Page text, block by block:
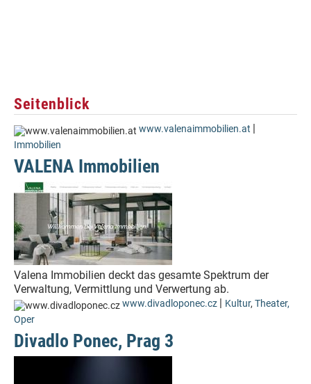
Seitenblick
www.valenaimmobilien.at |
Immobilien
VALENA Immobilien
Valena Immobilien deckt das gesamte Spektrum der
Verwaltung, Vermittlung und Verwertung ab.
www.divadloponec.cz | Kultur, Theater,
Oper
Divadlo Ponec, Prag 3